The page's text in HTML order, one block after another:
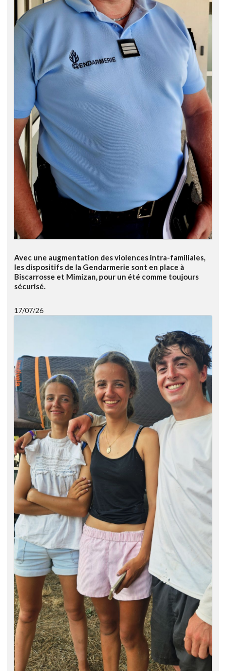
Avec une augmentation des violences intra-familiales,
les dispositifs de la Gendarmerie sont en place à
Biscarrosse et Mimizan, pour un été comme toujours
sécurisé.
17/07/26